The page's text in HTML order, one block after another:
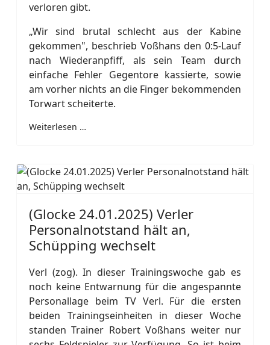
verloren gibt.
„Wir sind brutal schlecht aus der Kabine
gekommen", beschrieb Voßhans den 0:5-Lauf
nach Wiederanpfiff, als sein Team durch
einfache Fehler Gegentore kassierte, sowie
am vorher nichts an die Finger bekommenden
Torwart scheiterte.
Weiterlesen …
(Glocke 24.01.2025) Verler
Personalnotstand hält an,
Schüpping wechselt
Verl (zog). In dieser Trainingswoche gab es
noch keine Entwarnung für die angespannte
Personallage beim TV Verl. Für die ersten
beiden Trainingseinheiten in dieser Woche
standen Trainer Robert Voßhans weiter nur